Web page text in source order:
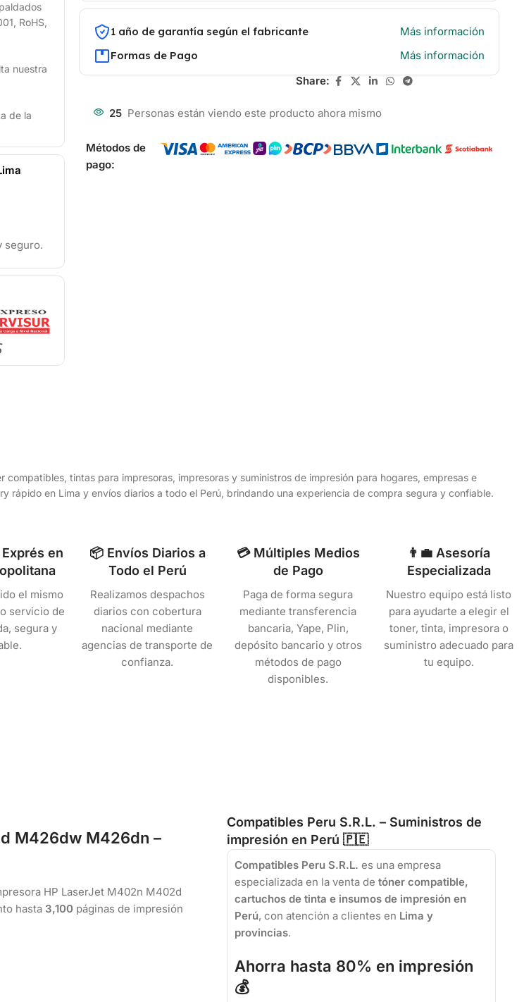
RoHS,
nuestra
de la
seguro.
1 año de garantía según el fabricante
Más información
Formas de Pago
Más información
Share:
25 Personas están viendo este producto ahora mismo
Métodos de
pago:
compatibles, tintas para impresoras, impresoras y suministros de impresión para hogares, empresas e
en Lima y envíos diarios a todo el Perú, brindando una experiencia de compra segura y confiable.
en
el mismo
servicio de
segura y
📦 Envíos Diarios a
Todo el Perú
Realizamos despachos
diarios con cobertura
nacional mediante
agencias de transporte de
confianza.
💳 Múltiples Medios
de Pago
Paga de forma segura
mediante transferencia
bancaria, Yape, Plin,
depósito bancario y otros
métodos de pago
disponibles.
👨‍💼 Asesoría
Especializada
Nuestro equipo está listo
para ayudarte a elegir el
toner, tinta, impresora o
suministro adecuado para
tu equipo.
M426dw M426dn –
HP LaserJet M402n M402d
hasta 3,100 páginas de impresión
Compatibles Peru S.R.L. – Suministros de
impresión en Perú 🇵🇪
Compatibles Peru S.R.L. es una empresa
especializada en la venta de tóner compatible,
cartuchos de tinta e insumos de impresión en
Perú, con atención a clientes en Lima y
provincias.
Ahorra hasta 80% en impresión
💰